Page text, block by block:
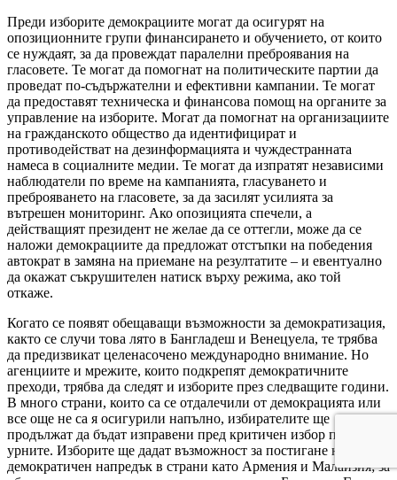
Преди изборите демокрациите могат да осигурят на
опозиционните групи финансирането и обучението, от които
се нуждаят, за да провеждат паралелни преброявания на
гласовете. Те могат да помогнат на политическите партии да
проведат по-съдържателни и ефективни кампании. Те могат
да предоставят техническа и финансова помощ на органите за
управление на изборите. Могат да помогнат на организациите
на гражданското общество да идентифицират и
противодействат на дезинформацията и чуждестранната
намеса в социалните медии. Те могат да изпратят независими
наблюдатели по време на кампанията, гласуването и
преброяването на гласовете, за да засилят усилията за
вътрешен мониторинг. Ако опозицията спечели, а
действащият президент не желае да се оттегли, може да се
наложи демокрациите да предложат отстъпки на победения
автократ в замяна на приемане на резултатите – и евентуално
да окажат съкрушителен натиск върху режима, ако той
откаже.
Когато се появят обещаващи възможности за демократизация,
както се случи това лято в Бангладеш и Венецуела, те трябва
да предизвикат целенасочено международно внимание. Но
агенциите и мрежите, които подкрепят демократичните
преходи, трябва да следят и изборите през следващите години.
В много страни, които са се отдалечили от демокрацията или
все още не са я осигурили напълно, избирателите ще
продължат да бъдат изправени пред критичен избор пред
урните. Изборите ще дадат възможност за постигане на
демократичен напредък в страни като Армения и Малайзия; за